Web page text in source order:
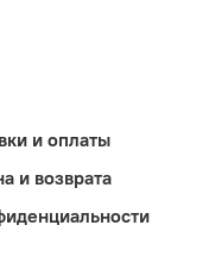
и оплаты
и возврата